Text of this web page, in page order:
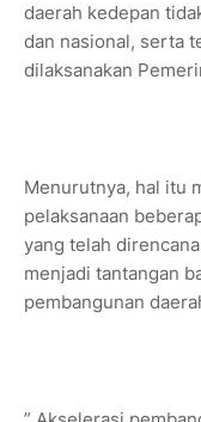
daerah kedepan
dan nasional, serta
dilaksanakan
Menurutnya, hal itu
pelaksanaan
yang telah
menjadi tantangan
pembangunan